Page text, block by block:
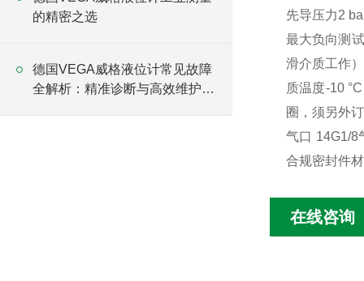
的精密之选
德国VEGA威格液位计常见故障
全解析：精准诊断与高效维护指
先导压力2
最大负向测
滑介质工作
质温度-10
圈，须另外
气口 14G1/8
合规密封件
在线咨询